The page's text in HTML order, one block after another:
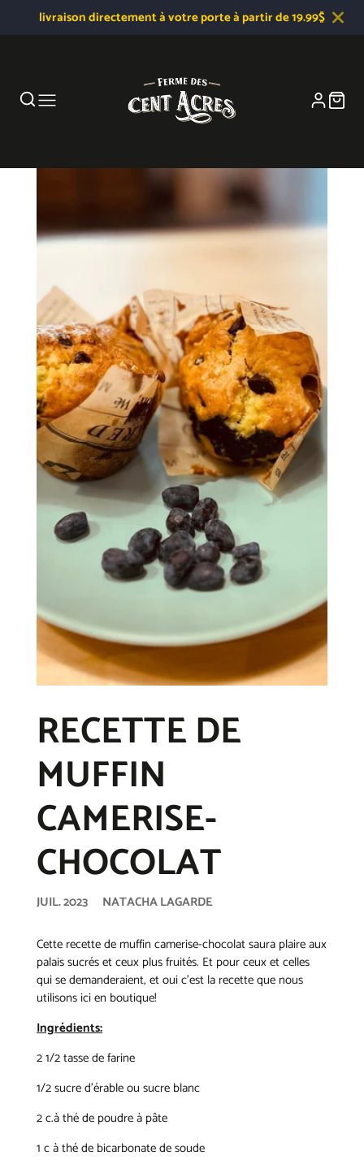
livraison directement à votre porte à partir de 19.99$
RECETTE DE
MUFFIN
CAMERISE-
CHOCOLAT
JUIL. 2023 NATACHA LAGARDE
Cette recette de muffin camerise-chocolat saura plaire aux
palais sucrés et ceux plus fruités. Et pour ceux et celles
qui se demanderaient, et oui c'est la recette que nous
utilisons ici en boutique!
Ingrédients:
2 1/2 tasse de farine
1/2 sucre d'érable ou sucre blanc
2 c.à thé de poudre à pâte
1 c à thé de bicarbonate de soude